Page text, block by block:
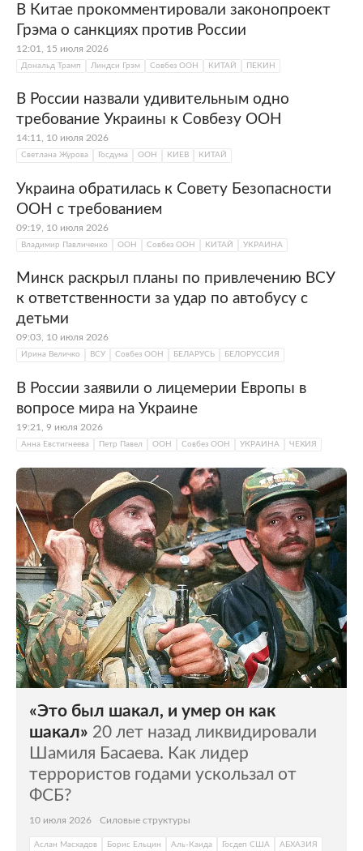
В Китае прокомментировали законопроект
Грэма о санкциях против России
12:01, 15 июля 2026
Дональд Трамп Линдси Грэм Совбез ООН КИТАЙ ПЕКИН
В России назвали удивительным одно
требование Украины к Совбезу ООН
14:11, 10 июля 2026
Светлана Журова Госдума ООН КИЕВ КИТАЙ
Украина обратилась к Совету Безопасности
ООН с требованием
09:19, 10 июля 2026
Владимир Павличенко ООН Совбез ООН КИТАЙ УКРАИНА
Минск раскрыл планы по привлечению ВСУ
к ответственности за удар по автобусу с
детьми
09:03, 10 июля 2026
Ирина Величко ВСУ Совбез ООН БЕЛАРУСЬ БЕЛОРУССИЯ
В России заявили о лицемерии Европы в
вопросе мира на Украине
19:21, 9 июля 2026
Анна Евстигнеева Петр Павел ООН Совбез ООН УКРАИНА ЧЕХИЯ
«Это был шакал, и умер он как
шакал» 20 лет назад ликвидировали
Шамиля Басаева. Как лидер
террористов годами ускользал от
ФСБ?
10 июля 2026 Силовые структуры
Аслан Масхадов Борис Ельцин Аль-Каида Госдеп США АБХАЗИЯ